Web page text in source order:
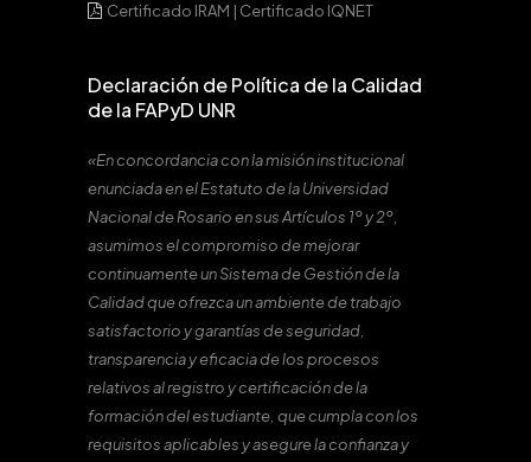
Certificado IRAM | Certificado IQNET
Declaración de Política de la Calidad
de la FAPyD UNR
«En concordancia con la misión institucional
enunciada en el Estatuto de la Universidad
Nacional de Rosario en sus Artículos 1º y 2º,
asumimos el compromiso de mejorar
continuamente un Sistema de Gestión de la
Calidad que ofrezca un ambiente de trabajo
satisfactorio y garantías de seguridad,
transparencia y eficacia de los procesos
relativos al registro y certificación de la
formación del estudiante, que cumpla con los
requisitos aplicables y asegure la confianza y